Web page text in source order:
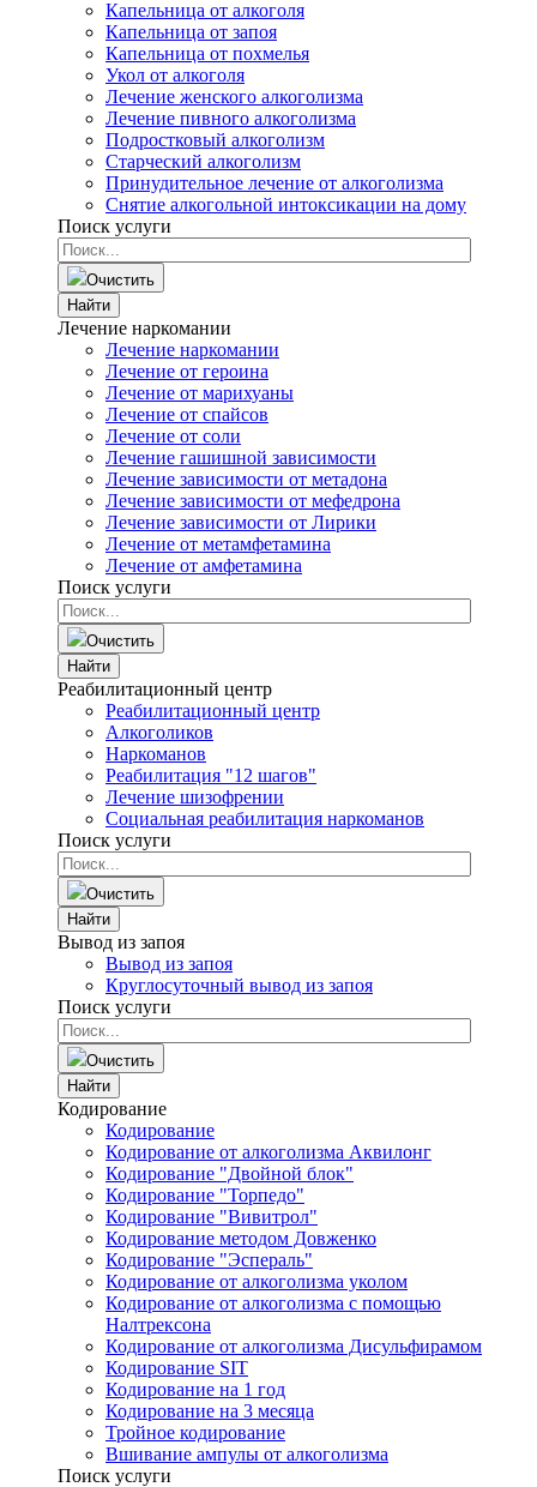
Капельница от алкоголя
Капельница от запоя
Капельница от похмелья
Укол от алкоголя
Лечение женского алкоголизма
Лечение пивного алкоголизма
Подростковый алкоголизм
Старческий алкоголизм
Принудительное лечение от алкоголизма
Снятие алкогольной интоксикации на дому
Поиск услуги
Очистить
Найти
Лечение наркомании
Лечение наркомании
Лечение от героина
Лечение от марихуаны
Лечение от спайсов
Лечение от соли
Лечение гашишной зависимости
Лечение зависимости от метадона
Лечение зависимости от мефедрона
Лечение зависимости от Лирики
Лечение от метамфетамина
Лечение от амфетамина
Поиск услуги
Очистить
Найти
Реабилитационный центр
Реабилитационный центр
Алкоголиков
Наркоманов
Реабилитация "12 шагов"
Лечение шизофрении
Социальная реабилитация наркоманов
Поиск услуги
Очистить
Найти
Вывод из запоя
Вывод из запоя
Круглосуточный вывод из запоя
Поиск услуги
Очистить
Найти
Кодирование
Кодирование
Кодирование от алкоголизма Аквилонг
Кодирование "Двойной блок"
Кодирование "Торпедо"
Кодирование "Вивитрол"
Кодирование методом Довженко
Кодирование "Эспераль"
Кодирование от алкоголизма уколом
Кодирование от алкоголизма с помощью
Налтрексона
Кодирование от алкоголизма Дисульфирамом
Кодирование SIT
Кодирование на 1 год
Кодирование на 3 месяца
Тройное кодирование
Вшивание ампулы от алкоголизма
Поиск услуги